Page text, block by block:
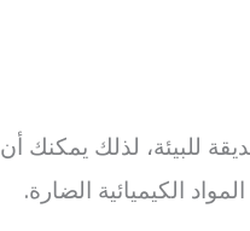
للبيئة، لذلك يمكنك أن
الكيميائية الضارة.